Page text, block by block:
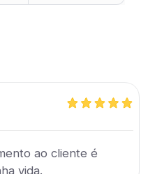
ao cliente é
vida.